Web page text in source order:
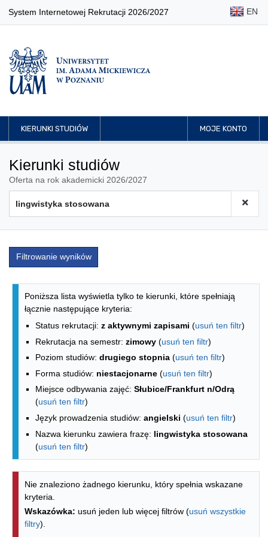
System Internetowej Rekrutacji 2026/2027 EN
KIERUNKI STUDIÓW MOJE KONTO
Kierunki studiów
Oferta na rok akademicki 2026/2027
Filtrowanie wyników
Lista kierunków - indeks alfabetyczny
Poniższa lista wyświetla tylko te kierunki, które spełniają
łącznie następujące kryteria:
Status rekrutacji: z aktywnymi zapisami (usuń ten filtr)
Rekrutacja na semestr: zimowy (usuń ten filtr)
Poziom studiów: drugiego stopnia (usuń ten filtr)
Forma studiów: niestacjonarne (usuń ten filtr)
Miejsce odbywania zajęć: Słubice/Frankfurt n/Odrą
(usuń ten filtr)
Język prowadzenia studiów: angielski (usuń ten filtr)
Nazwa kierunku zawiera frazę: lingwistyka stosowana
(usuń ten filtr)
Nie znaleziono żadnego kierunku, który spełnia wskazane
kryteria.
Wskazówka: usuń jeden lub więcej filtrów (usuń wszystkie
filtry).